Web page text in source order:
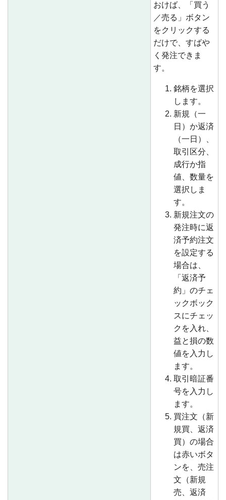
おけば、「買う
／売る」ボタン
をクリックする
だけで、すばや
く発注できま
す。
銘柄を選択
します。
新規（一
日）か返済
（一日）、
取引区分、
成行か指
値、数量を
選択しま
す。
新規注文の
発注時に返
済予約注文
を設定する
場合は、
「返済予
約」のチェ
ックボック
スにチェッ
クを入れ、
益と損の数
値を入力し
ます。
取引暗証番
号を入力し
ます。
買注文（新
規買、返済
買）の場合
は赤いボタ
ンを、売注
文（新規
売、返済